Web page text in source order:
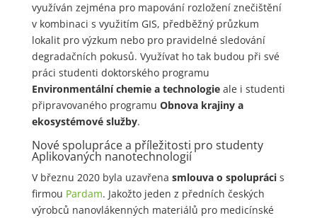
využíván zejména pro mapování rozložení znečištění
v kombinaci s využitím GIS, předběžný průzkum
lokalit pro výzkum nebo pro pravidelné sledování
degradačních pokusů. Využívat ho tak budou při své
práci studenti doktorského programu
Environmentální chemie a technologieale i studenti
připravovaného programu Obnova krajiny a
ekosystémové služby.
Nové spolupráce a příležitosti pro studenty
Aplikovaných nanotechnologií
V březnu 2020 byla uzavřena smlouva o spoluprácis
firmou Pardam. Jakožto jeden z předních českých
výrobců nanovlákenných materiálů pro medicínské